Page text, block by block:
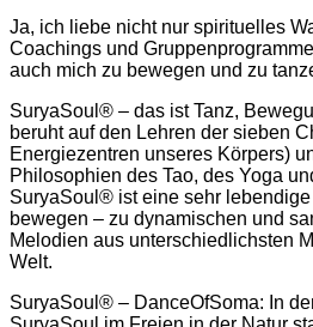
Ja, ich liebe nicht nur spirituelles
Coachings und
auch mich zu bewegen und zu
SuryaSoul® – das ist Tanz,
beruht auf den Lehren der sieben
Energiezentren unseres Körpers)
Philosophien des Tao, des Yoga
SuryaSoul® ist eine sehr
bewegen – zu dynamischen und
Melodien aus unterschiedlichsten
Welt.
SuryaSoul® – DanceOfSoma: In